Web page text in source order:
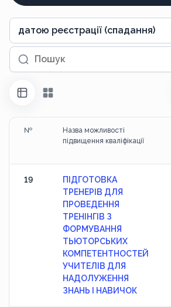
датою реєстрації (спадання)
Пошук
№
Назва можливості
підвищення кваліфікації
19
ПІДГОТОВКА
ТРЕНЕРІВ ДЛЯ
ПРОВЕДЕННЯ
ТРЕНІНГІВ З
ФОРМУВАННЯ
ТЬЮТОРСЬКИХ
КОМПЕТЕНТНОСТЕЙ
УЧИТЕЛІВ ДЛЯ
НАДОЛУЖЕННЯ
ЗНАНЬ І НАВИЧОК